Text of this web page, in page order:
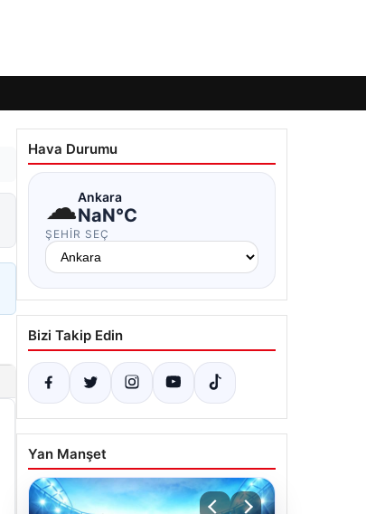
Hava Durumu
☁Ankara
NaN°C
ŞEHIR SEÇ
Bizi Takip Edin
Yan Manşet